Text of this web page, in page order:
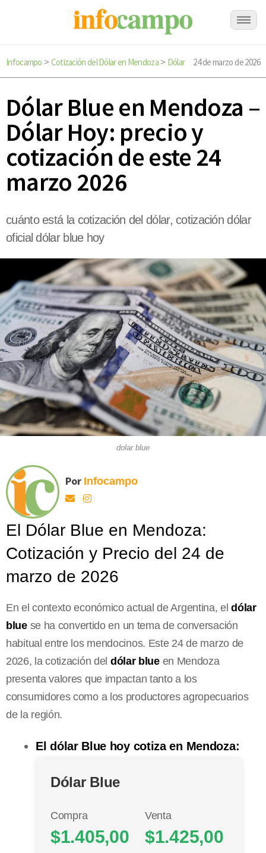
Infocampo > Cotización del Dólar en Mendoza> Dólar 24 de marzo de 2026
Dólar Blue en Mendoza –
Dólar Hoy: precio y
cotización de este 24
marzo 2026
cuánto está la cotización del dólar, cotización dólar
oficial dólar blue hoy
dolar blue
Por Infocampo
El Dólar Blue en Mendoza:
Cotización y Precio del 24 de
marzo de 2026
En el contexto económico actual de Argentina, eldólar
bluese ha convertido en un tema de conversación
habitual entre los mendocinos. Este 24 de marzo de
2026, la cotización del dólar blueen Mendoza
presenta valores que impactan tanto a los
consumidores como a los productores agropecuarios
de la región.
El dólar Blue hoy cotiza en Mendoza:
Dólar Blue
Compra
$1.405,00
Venta
$1.425,00